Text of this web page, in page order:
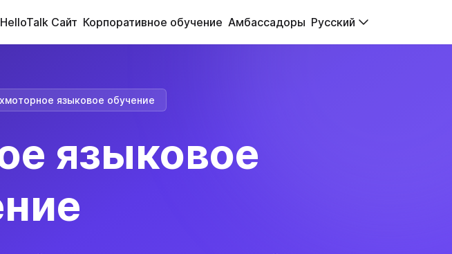
HelloTalk Сайт Корпоративное обучение Амбассадоры Русский
языковое обучение
языковое